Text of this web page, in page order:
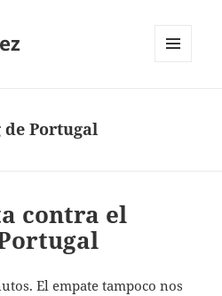
Portugal
contra el
El empate tampoco nos